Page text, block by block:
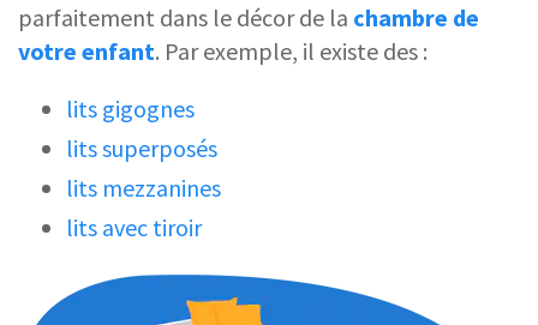
parfaitement dans le décor de la chambre de
votre enfant. Par exemple, il existe des :
lits gigognes
lits superposés
lits mezzanines
lits avec tiroir